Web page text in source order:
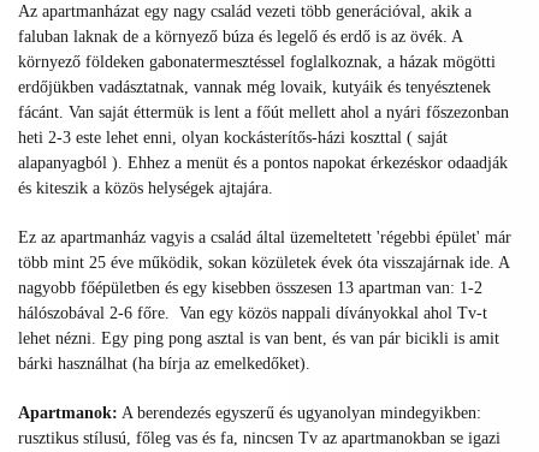
Az apartmanházat egy nagy család vezeti több generációval, akik a
faluban laknak de a környező búza és legelő és erdő is az övék. A
környező földeken gabonatermesztéssel foglalkoznak, a házak mögötti
erdőjükben vadásztatnak, vannak még lovaik, kutyáik és tenyésztenek
fácánt. Van saját éttermük is lent a főút mellett ahol a nyári főszezonban
heti 2-3 este lehet enni, olyan kockásterítős-házi koszttal ( saját
alapanyagból ). Ehhez a menüt és a pontos napokat érkezéskor odaadják
és kiteszik a közös helységek ajtajára.
Ez az apartmanház vagyis a család által üzemeltetett 'régebbi épület' már
több mint 25 éve működik, sokan közületek évek óta visszajárnak ide. A
nagyobb főépületben és egy kisebben összesen 13 apartman van: 1-2
hálószobával 2-6 főre. Van egy közös nappali díványokkal ahol Tv-t
lehet nézni. Egy ping pong asztal is van bent, és van pár bicikli is amit
bárki használhat (ha bírja az emelkedőket).
Apartmanok: A berendezés egyszerű és ugyanolyan mindegyikben:
rusztikus stílusú, főleg vas és fa, nincsen Tv az apartmanokban se igazi